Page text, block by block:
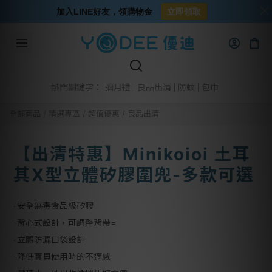
熱門關鍵字： 彌月禮 良品出清 防蚊
超值優惠 良品出清
【出清特惠】Minikoioi 土耳
其X型立體矽膠圍兜-多款可選
-安全無毒食品級矽膠
-背心式設計，可調整背帶=
-立體防漏口袋設計
-降低寶貝使用時的不適感
加入LINE好友，領購物金 立即領取